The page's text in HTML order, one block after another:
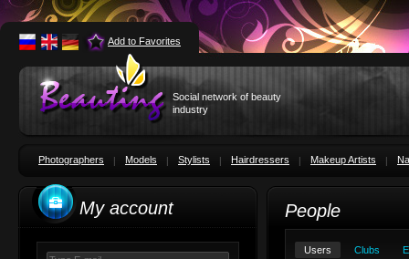
Add to Favorites
Social network of beauty
industry
Photographers Models Stylists Hairdressers Makeup Artists
My account People
Users Clubs